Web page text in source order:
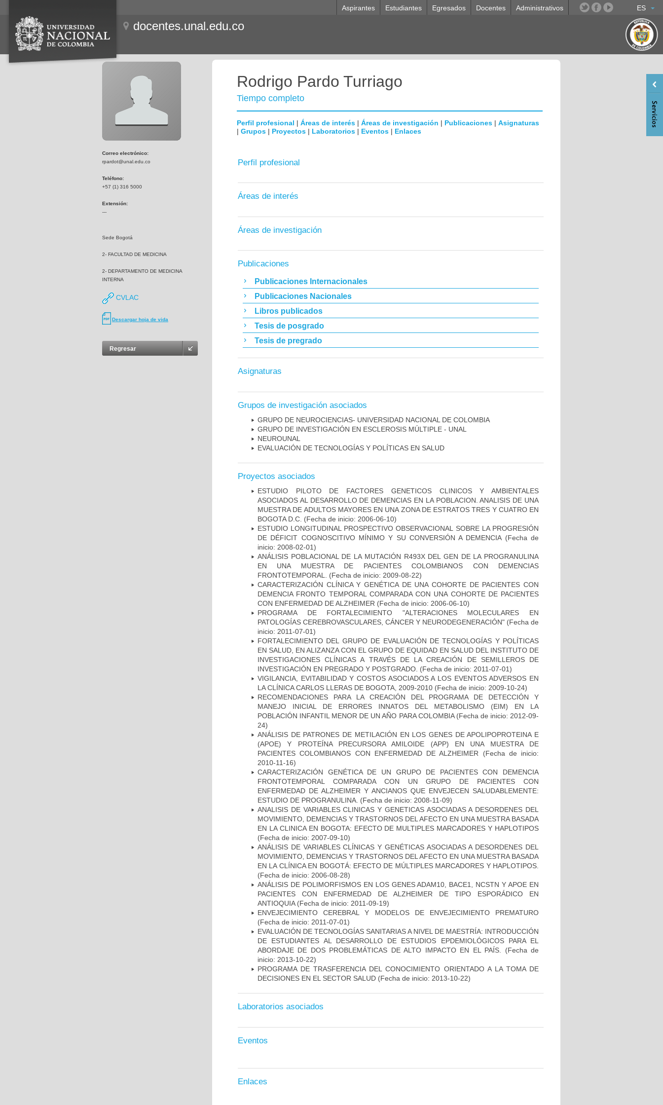
ES
Aspirantes Estudiantes Egresados Docentes Administrativos
docentes.unal.edu.co
Correo electrónico:
rpardot@unal.edu.co
Teléfono:
+57 (1) 316 5000
Extensión:
---
Sede Bogotá
2- FACULTAD DE MEDICINA
2- DEPARTAMENTO DE MEDICINA
INTERNA
CVLAC
Descargar hoja de vida
Regresar
Rodrigo Pardo Turriago
Tiempo completo
Perfil profesional | Áreas de interés | Áreas de investigación | Publicaciones | Asignaturas
| Grupos | Proyectos | Laboratorios | Eventos | Enlaces
Perfil profesional
Áreas de interés
Áreas de investigación
Publicaciones
Publicaciones Internacionales
Publicaciones Nacionales
Libros publicados
Tesis de posgrado
Tesis de pregrado
Asignaturas
Grupos de investigación asociados
GRUPO DE NEUROCIENCIAS- UNIVERSIDAD NACIONAL DE COLOMBIA
GRUPO DE INVESTIGACIÓN EN ESCLEROSIS MÚLTIPLE - UNAL
NEUROUNAL
EVALUACIÓN DE TECNOLOGÍAS Y POLÍTICAS EN SALUD
Proyectos asociados
ESTUDIO PILOTO DE FACTORES GENETICOS CLINICOS Y AMBIENTALES
ASOCIADOS AL DESARROLLO DE DEMENCIAS EN LA POBLACION. ANALISIS DE UNA
MUESTRA DE ADULTOS MAYORES EN UNA ZONA DE ESTRATOS TRES Y CUATRO EN
BOGOTA D.C. (Fecha de inicio: 2006-06-10)
ESTUDIO LONGITUDINAL PROSPECTIVO OBSERVACIONAL SOBRE LA PROGRESIÓN
DE DÉFICIT COGNOSCITIVO MÍNIMO Y SU CONVERSIÓN A DEMENCIA(Fecha de
inicio: 2008-02-01)
ANÁLISIS POBLACIONAL DE LA MUTACIÓN R493X DEL GEN DE LA PROGRANULINA
EN UNA MUESTRA DE PACIENTES COLOMBIANOS CON DEMENCIAS
FRONTOTEMPORAL.
(Fecha de inicio: 2009-08-22)
CARACTERIZACIÓN CLÍNICA Y GENÉTICA DE UNA COHORTE DE PACIENTES CON
DEMENCIA FRONTO TEMPORAL COMPARADA CON UNA COHORTE DE PACIENTES
CON ENFERMEDAD DE ALZHEIMER (Fecha de inicio: 2006-06-10)
PROGRAMA DE FORTALECIMIENTO "ALTERACIONES MOLECULARES EN
PATOLOGÍAS CEREBROVASCULARES, CÁNCER Y NEURODEGENERACIÓN" (Fecha de
inicio: 2011-07-01)
FORTALECIMIENTO DEL GRUPO DE EVALUACIÓN DE TECNOLOGÍAS Y POLÍTICAS
EN SALUD, EN ALIZANZA CON EL GRUPO DE EQUIDAD EN SALUD DEL INSTITUTO DE
INVESTIGACIONES CLÍNICAS A TRAVÉS DE LA CREACIÓN DE SEMILLEROS DE
INVESTIGACIÓN EN PREGRADO Y POSTGRADO. (Fecha de inicio: 2011-07-01)
VIGILANCIA, EVITABILIDAD Y COSTOS ASOCIADOS A LOS EVENTOS ADVERSOS EN
LA CLÍNICA CARLOS LLERAS DE BOGOTA, 2009-2010 (Fecha de inicio: 2009-10-24)
RECOMENDACIONES PARA LA CREACIÓN DEL PROGRAMA DE DETECCIÓN Y
MANEJO INICIAL DE ERRORES INNATOS DEL METABOLISMO (EIM) EN LA
POBLACIÓN INFANTIL MENOR DE UN AÑO PARA COLOMBIA(Fecha de inicio: 2012-09-
24)
ANÁLISIS DE PATRONES DE METILACIÓN EN LOS GENES DE APOLIPOPROTEINA E
(APOE) Y PROTEÍNA PRECURSORA AMILOIDE (APP) EN UNA MUESTRA DE
PACIENTES COLOMBIANOS CON ENFERMEDAD DE ALZHEIMER (Fecha de inicio:
2010-11-16)
CARACTERIZACIÓN GENÉTICA DE UN GRUPO DE PACIENTES CON DEMENCIA
FRONTOTEMPORAL COMPARADA CON UN GRUPO DE PACIENTES CON
ENFERMEDAD DE ALZHEIMER Y ANCIANOS QUE ENVEJECEN SALUDABLEMENTE:
ESTUDIO DE PROGRANULINA. (Fecha de inicio: 2008-11-09)
ANALISIS DE VARIABLES CLINICAS Y GENETICAS ASOCIADAS A DESORDENES DEL
MOVIMIENTO, DEMENCIAS Y TRASTORNOS DEL AFECTO EN UNA MUESTRA BASADA
EN LA CLINICA EN BOGOTA: EFECTO DE MULTIPLES MARCADORES Y HAPLOTIPOS
(Fecha de inicio: 2007-09-10)
ANÁLISIS DE VARIABLES CLÍNICAS Y GENÉTICAS ASOCIADAS A DESORDENES DEL
MOVIMIENTO, DEMENCIAS Y TRASTORNOS DEL AFECTO EN UNA MUESTRA BASADA
EN LA CLÍNICA EN BOGOTÁ: EFECTO DE MÚLTIPLES MARCADORES Y HAPLOTIPOS.
(Fecha de inicio: 2006-08-28)
ANÁLISIS DE POLIMORFISMOS EN LOS GENES ADAM10, BACE1, NCSTN Y APOE EN
PACIENTES CON ENFERMEDAD DE ALZHEIMER DE TIPO ESPORÁDICO EN
ANTIOQUIA(Fecha de inicio: 2011-09-19)
ENVEJECIMIENTO CEREBRAL Y MODELOS DE ENVEJECIMIENTO PREMATURO
(Fecha de inicio: 2011-07-01)
EVALUACIÓN DE TECNOLOGÍAS SANITARIAS A NIVEL DE MAESTRÍA: INTRODUCCIÓN
DE ESTUDIANTES AL DESARROLLO DE ESTUDIOS EPDEMIOLÓGICOS PARA EL
ABORDAJE DE DOS PROBLEMÁTICAS DE ALTO IMPACTO EN EL PAÍS.
(Fecha de
inicio: 2013-10-22)
PROGRAMA DE TRASFERENCIA DEL CONOCIMIENTO ORIENTADO A LA TOMA DE
DECISIONES EN EL SECTOR SALUD (Fecha de inicio: 2013-10-22)
Laboratorios asociados
Eventos
Enlaces